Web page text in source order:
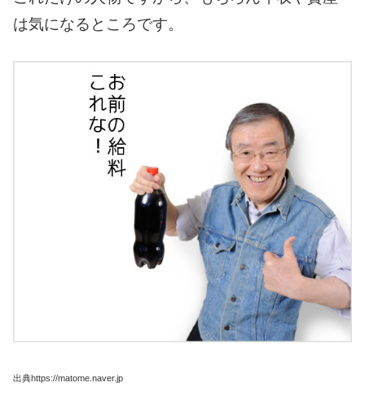
は気になるところです。
出典https://matome.naver.jp